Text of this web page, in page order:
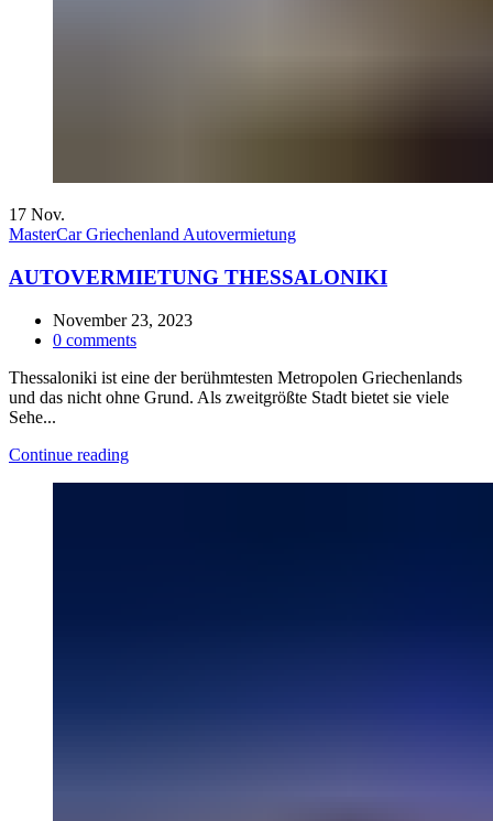
17 Nov.
MasterCar Griechenland Autovermietung
AUTOVERMIETUNG THESSALONIKI
November 23, 2023
0 comments
Thessaloniki ist eine der berühmtesten Metropolen Griechenlands
und das nicht ohne Grund. Als zweitgrößte Stadt bietet sie viele
Sehe...
Continue reading